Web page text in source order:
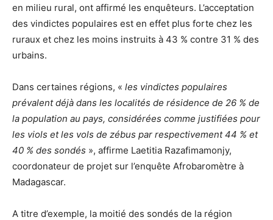
en milieu rural, ont affirmé les enquêteurs. L’acceptation
des vindictes populaires est en effet plus forte chez les
ruraux et chez les moins instruits à 43 % contre 31 % des
urbains.
Dans certaines régions, « les vindictes populaires
prévalent déjà dans les localités de résidence de 26 % de
la population au pays, considérées comme justifiées pour
les viols et les vols de zébus par respectivement 44 % et
40 % des sondés », affirme Laetitia Razafimamonjy,
coordonateur de projet sur l’enquête Afrobaromètre à
Madagascar.
A titre d’exemple, la moitié des sondés de la région